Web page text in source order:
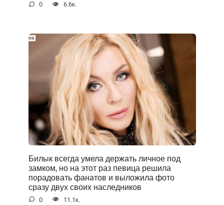
0 6.6к.
Билык всегда умела держать личное под
замком, но на этот раз певица решила
порадовать фанатов и выложила фото
сразу двух своих наследников
0 11.1к.